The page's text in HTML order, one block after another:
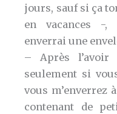
jours, sauf si ça
en vacances -,
enverrai une
– Après
seulement si
vous m’enverrez
contenant de